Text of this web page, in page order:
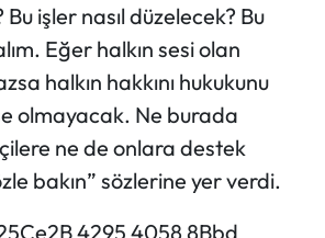
işler nasıl düzelecek? Bu
Eğer halkın sesi olan
halkın hakkını hukukunu
olmayacak. Ne burada
ne de onlara destek
bakın” sözlerine yer verdi.